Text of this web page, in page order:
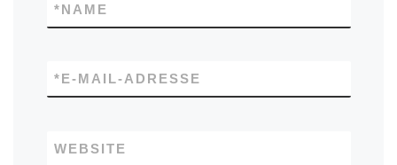
NAME
*
E-MAIL-ADRESSE
*
WEBSITE